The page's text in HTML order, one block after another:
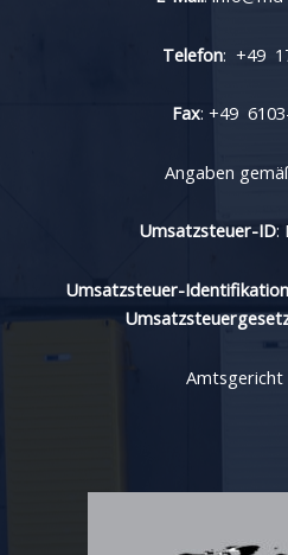
Telefon: +49
Fax: +49
Angaben
Umsatzsteuer-ID:
Umsatzsteuer-
Amtsgericht